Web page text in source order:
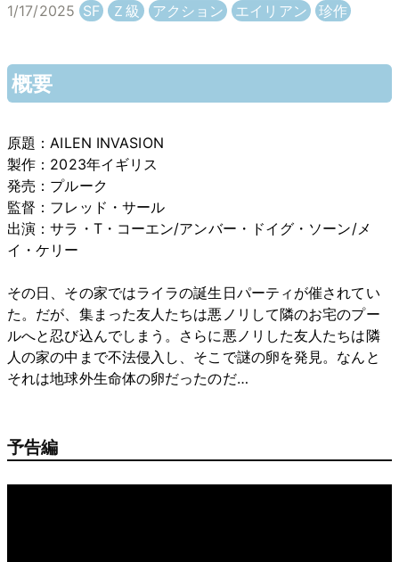
1/17/2025 SF Ｚ級 アクション エイリアン 珍作
概要
原題：AILEN INVASION
製作：2023年イギリス
発売：プルーク
監督：フレッド・サール
出演：サラ・T・コーエン/アンバー・ドイグ・ソーン/メ
イ・ケリー
その日、その家ではライラの誕生日パーティが催されてい
た。だが、集まった友人たちは悪ノリして隣のお宅のプー
ルへと忍び込んでしまう。さらに悪ノリした友人たちは隣
人の家の中まで不法侵入し、そこで謎の卵を発見。なんと
それは地球外生命体の卵だったのだ…
予告編